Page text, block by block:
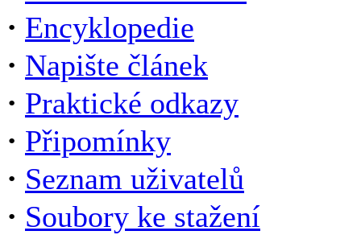
· Encyklopedie
· Napište článek
· Praktické odkazy
· Připomínky
· Seznam uživatelů
· Soubory ke stažení